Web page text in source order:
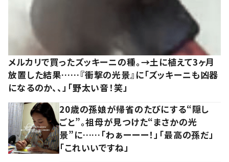
メルカリで買ったズッキーニの種。→土に植えて3ヶ月
放置した結果……『衝撃の光景』に「ズッキーニも凶器
になるのか、、」「野太い音！笑」
20歳の孫娘が帰省のたびにする“隠し
ごと”。祖母が見つけた“まさかの光
景”に……「わぁーーー！」「最高の孫だ」
「これいいですね」